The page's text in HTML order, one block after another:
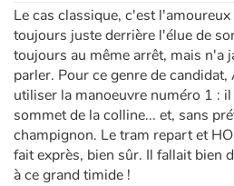
Le cas classique, c'est
toujours juste derrière l'élue de
toujours au même arrêt, mais n'a
parler. Pour ce genre de
utiliser la manoeuvre numéro 1 :
sommet de la colline... et, sans
champignon. Le tram repart et
fait exprès, bien sûr. Il fallait bien
à ce grand timide !